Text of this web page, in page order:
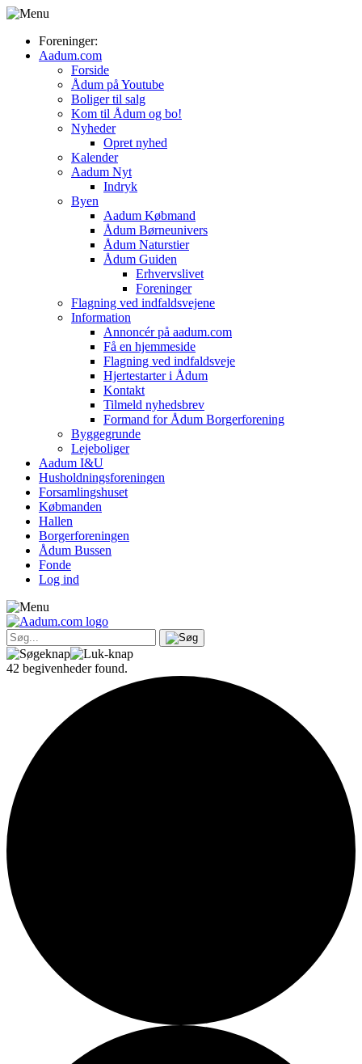
Foreninger:
Aadum.com
Forside
Ådum på Youtube
Boliger til salg
Kom til Ådum og bo!
Nyheder
Opret nyhed
Kalender
Aadum Nyt
Indryk
Byen
Aadum Købmand
Ådum Børneunivers
Ådum Naturstier
Ådum Guiden
Erhvervslivet
Foreninger
Flagning ved indfaldsvejene
Information
Annoncér på aadum.com
Få en hjemmeside
Flagning ved indfaldsveje
Hjertestarter i Ådum
Kontakt
Tilmeld nyhedsbrev
Formand for Ådum Borgerforening
Byggegrunde
Lejeboliger
Aadum I&U
Husholdningsforeningen
Forsamlingshuset
Købmanden
Hallen
Borgerforeningen
Ådum Bussen
Fonde
Log ind
42 begivenheder found.